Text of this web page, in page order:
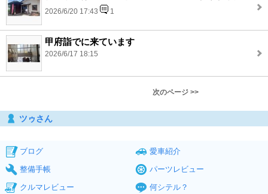
2026/6/20 17:43 1
甲府詣でに来ています
2026/6/17 18:15
次のページ >>
ツゥさん
ブログ
愛車紹介
整備手帳
パーツレビュー
クルマレビュー
何シテル？